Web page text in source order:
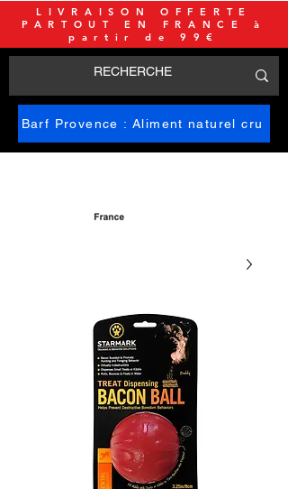
Barf Provence : Aliment naturel cru
LIVRAISON OFFERTE
PARTOUT EN FRANCE à
partir de 99€